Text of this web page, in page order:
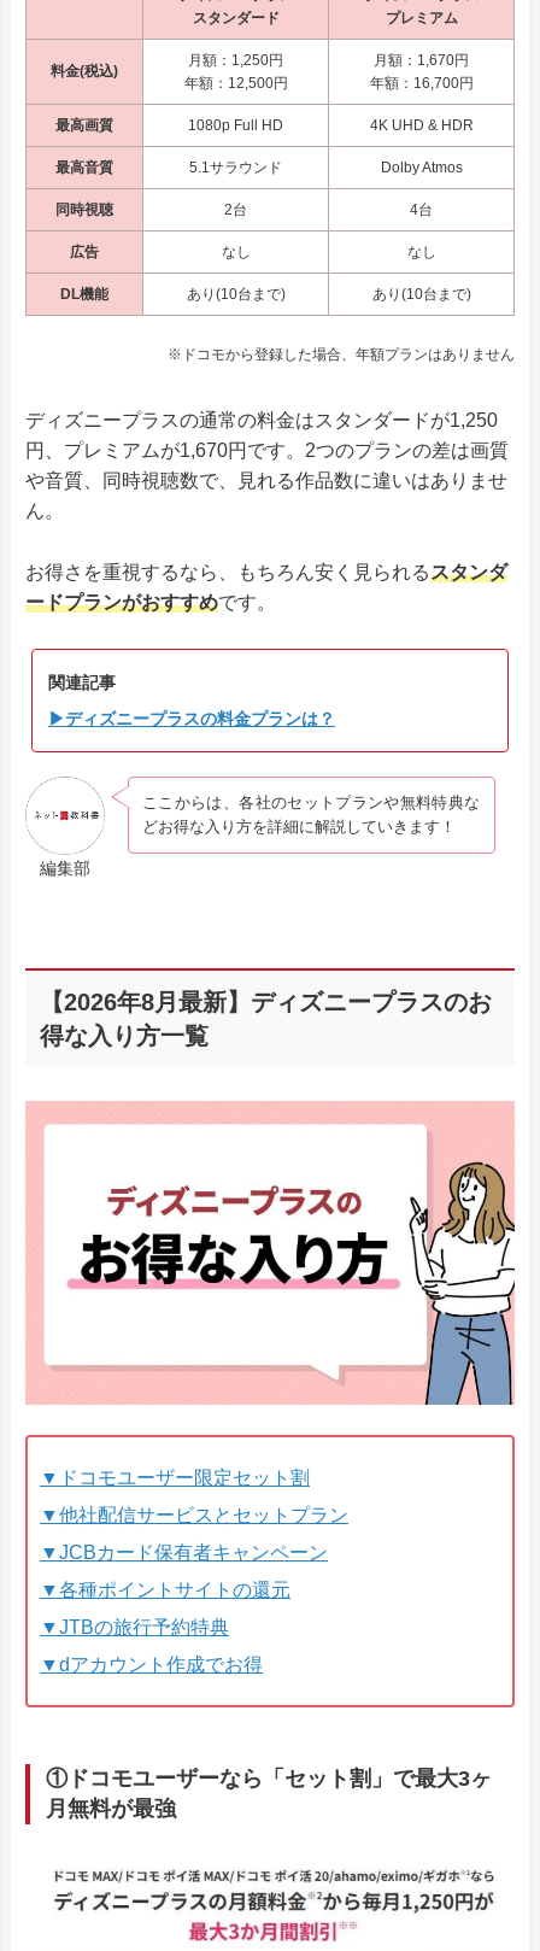
スタンダード
プレミアム
料金(税込)
月額：1,250円
年額：12,500円
月額：1,670円
年額：16,700円
最高画質 1080p Full HD 4K UHD & HDR
最高音質 5.1サラウンド Dolby Atmos
同時視聴 2台 4台
広告 なし なし
DL機能 あり(10台まで) あり(10台まで)
※ドコモから登録した場合、年額プランはありません
ディズニープラスの通常の料金はスタンダードが1,250
円、プレミアムが1,670円です。2つのプランの差は画質
や音質、同時視聴数で、見れる作品数に違いはありませ
ん。
お得さを重視するなら、もちろん安く見られるスタンダ
ードプランがおすすめです。
関連記事
▶ディズニープラスの料金プランは？
編集部
ここからは、各社のセットプランや無料特典な
どお得な入り方を詳細に解説していきます！
【2026年8月最新】ディズニープラスのお
得な入り方一覧
▼ドコモユーザー限定セット割
▼他社配信サービスとセットプラン
▼JCBカード保有者キャンペーン
▼各種ポイントサイトの還元
▼JTBの旅行予約特典
▼dアカウント作成でお得
①ドコモユーザーなら「セット割」で最大3ヶ
月無料が最強